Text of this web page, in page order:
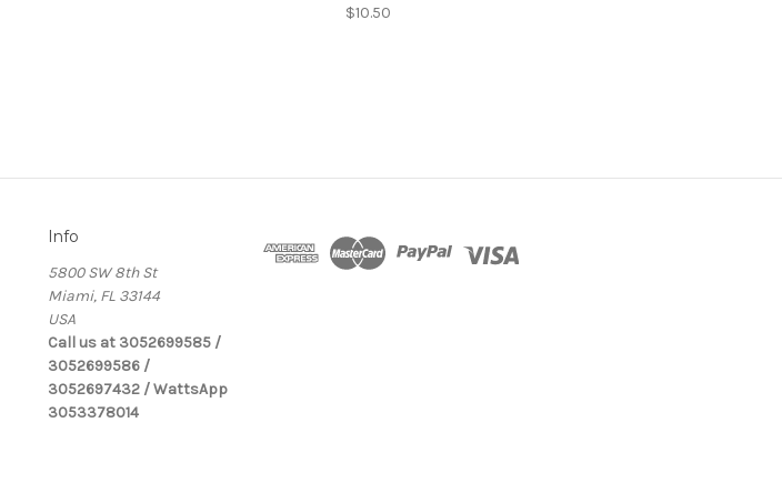
$10.50
Info
5800 SW 8th St
Miami, FL 33144
USA
Call us at 3052699585 /
3052699586 /
3052697432 / WattsApp
3053378014